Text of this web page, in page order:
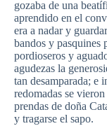
gozaba de una
aprendido en el
era a nadar y
bandos y pasquines
pordioseros y
agudezas la
tan desamparada; e
redomadas se
prendas de doña
y tragarse el sapo.